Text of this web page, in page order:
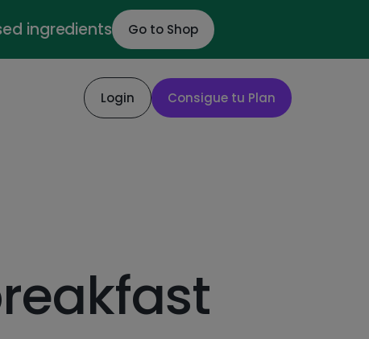
ingredients Go to Shop
Login Consigue tu Plan